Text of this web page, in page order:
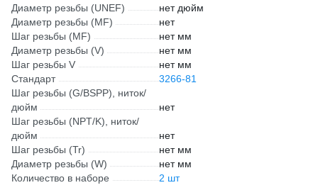
Диаметр резьбы (UNEF)
нет дюйм
Диаметр резьбы (MF)
нет
Шаг резьбы (MF)
нет мм
Диаметр резьбы (V)
нет мм
Шаг резьбы V
нет мм
Стандарт
3266-81
Шаг резьбы (G/BSPP), ниток/
дюйм
нет
Шаг резьбы (NPT/K), ниток/
дюйм
нет
Шаг резьбы (Tr)
нет мм
Диаметр резьбы (W)
нет мм
Количество в наборе
2 шт